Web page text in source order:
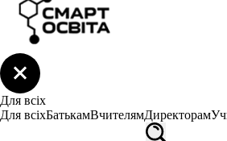
Для всіх
Для всіхБатькамВчителямДиректорам